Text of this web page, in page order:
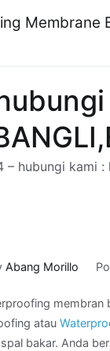
Membrane
– hubungi kami
Abang Morillo
membran
atau
bakar. Anda